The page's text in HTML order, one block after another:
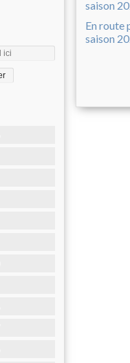
En route
saison